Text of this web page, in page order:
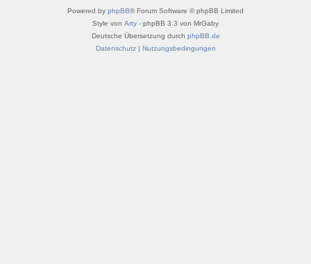
Powered by phpBB® Forum Software © phpBB Limited
Style von Arty - phpBB 3.3 von MrGaby
Deutsche Übersetzung durch phpBB.de
Datenschutz| Nutzungsbedingungen